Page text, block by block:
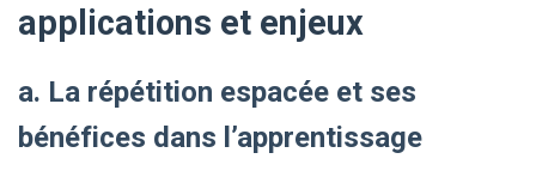
applications et enjeux
a. La répétition espacée et ses
bénéfices dans l’apprentissage